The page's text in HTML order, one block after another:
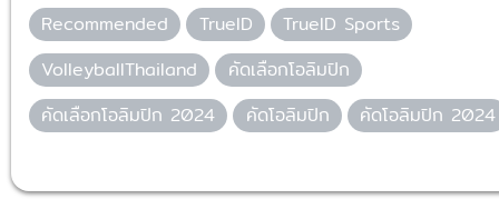
Recommended
TrueID
TrueID Sports
VolleyballThailand
คัดเลือกโอลิมปิก
คัดเลือกโอลิมปิก 2024
คัดโอลิมปิก คัดโอลิมปิก 2024